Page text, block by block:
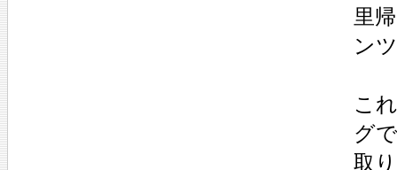
里
ン
こ
グ
取